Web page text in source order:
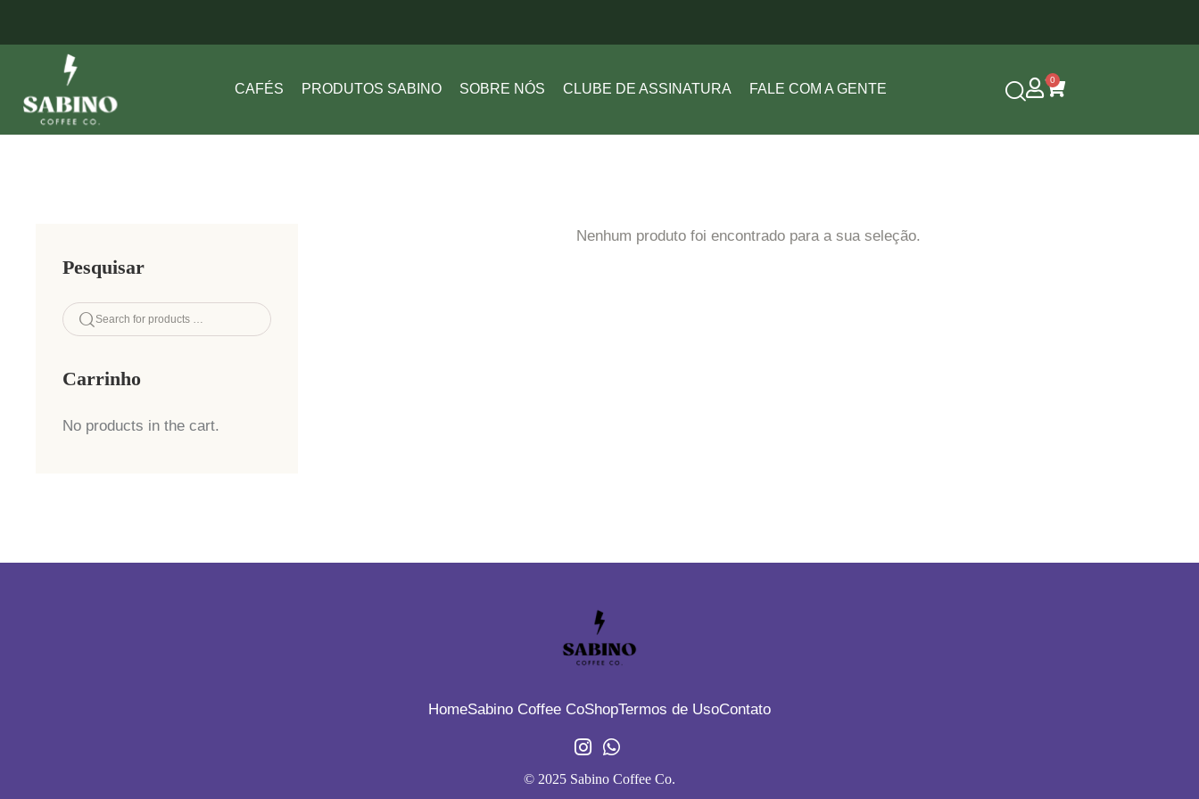
10% OFF na primeira compra com o cupom: OISABINO
CAFÉS PRODUTOS SABINO SOBRE NÓS CLUBE DE ASSINATURA FALE COM A GENTE
0
Nenhum produto foi encontrado para a sua seleção.
Pesquisar
Carrinho
No products in the cart.
HomeSabino Coffee CoShopTermos de UsoContato
© 2025 Sabino Coffee Co.